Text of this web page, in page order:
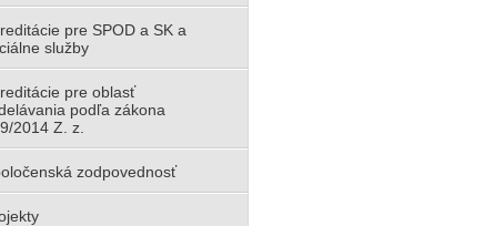
pre SPOD a SK a
služby
pre oblasť
podľa zákona
2014 Z. z.
zodpovednosť